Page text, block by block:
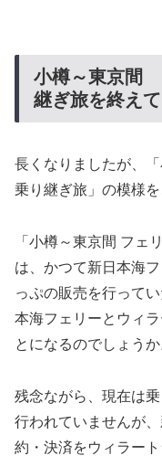
小樽～東京間
継ぎ旅を終えて
長くなりましたが、
乗り継ぎ旅」の模様を
「小樽～東京間 フェ
は、かつて新日本海
っぷの販売を行って
本海フェリーとウィ
とになるのでしょうか
残念ながら、現在は
行われていませんが
約・決済をウィラー